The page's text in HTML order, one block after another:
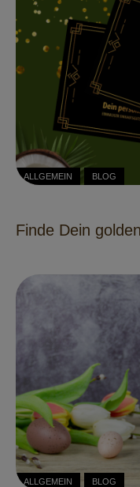
ALLGEMEIN BLOG
Finde Dein
ALLGEMEIN BLOG